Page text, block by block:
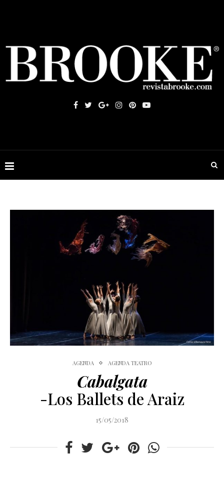
AGENDA AGENDA TEATRO
Cabalgata
-Los Ballets de Araiz
15/05/2018